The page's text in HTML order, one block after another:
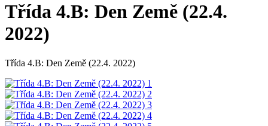
Třída 4.B: Den Země (22.4.
2022)
Třída 4.B: Den Země (22.4. 2022)